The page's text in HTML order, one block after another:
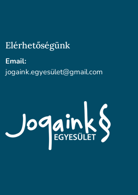
Elérhetőségünk
Email:
jogaink.egyesület@gmail.com